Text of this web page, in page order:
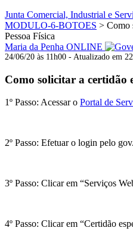
Junta Comercial, Industrial e
MODULO-6-BOTOES > Como
Pessoa Física
Maria da Penha ONLINE
24/06/20 às 11h00 - Atualizado em
Como solicitar a certidão
1º Passo: Acessar o Portal de
2º Passo: Efetuar o login pelo
3º Passo: Clicar em “Serviços
4º Passo: Clicar em “Certidão